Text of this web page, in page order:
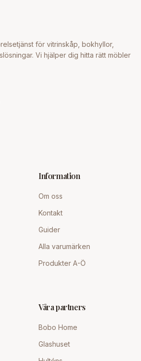
för vitrinskåp, bokhyllor,
Vi hjälper dig hitta rätt möbler
Information
Om oss
Kontakt
Guider
Alla varumärken
Produkter A-Ö
Våra partners
Bobo Home
Glashuset